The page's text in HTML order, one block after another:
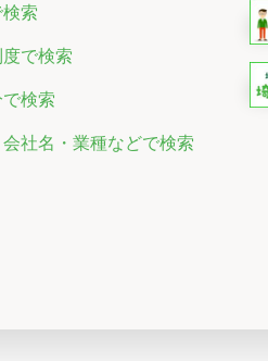
索
で検索
検索
社名・業種などで検索